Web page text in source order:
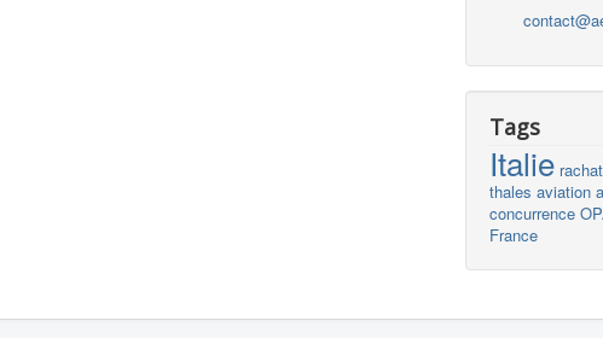
Tags
Italie rachat
thales aviation
concurrence
France